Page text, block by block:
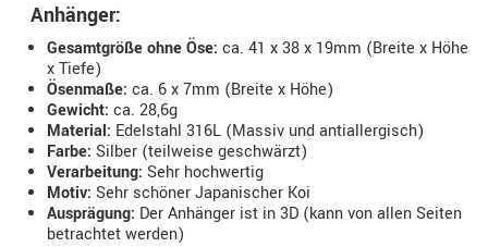
Anhänger:
Gesamtgröße ohne Öse: ca. 41 x 38 x 19mm (Breite x Höhe
x Tiefe)
Ösenmaße: ca. 6 x 7mm (Breite x Höhe)
Gewicht: ca. 28,6g
Material: Edelstahl 316L (Massiv und antiallergisch)
Farbe: Silber (teilweise geschwärzt)
Verarbeitung: Sehr hochwertig
Motiv: Sehr schöner Japanischer Koi
Ausprägung: Der Anhänger ist in 3D (kann von allen Seiten
betrachtet werden)